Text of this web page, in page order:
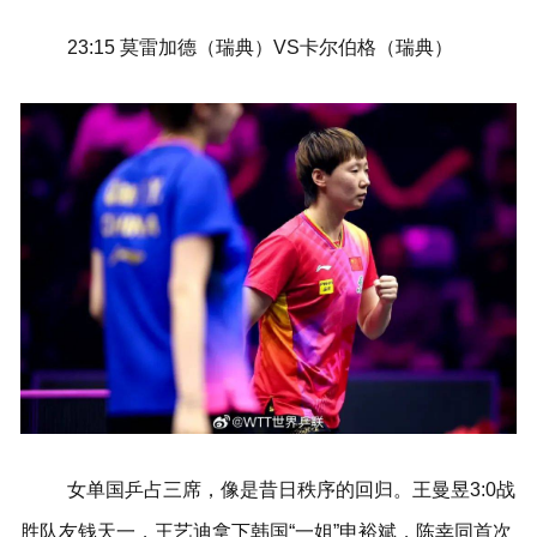
23:15 莫雷加德（瑞典）VS卡尔伯格（瑞典）
女单国乒占三席，像是昔日秩序的回归。王曼昱3:0战
胜队友钱天一，王艺迪拿下韩国“一姐”申裕斌，陈幸同首次